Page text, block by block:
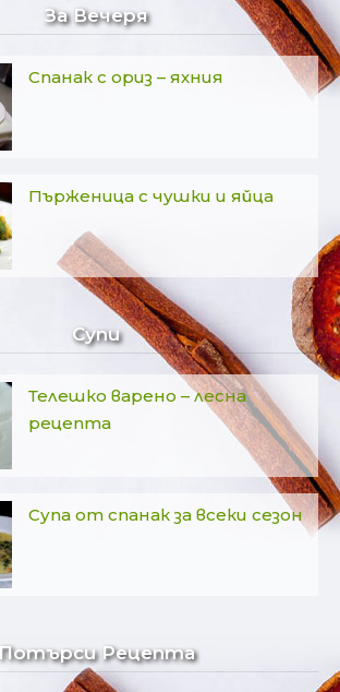
За Вечеря
Спанак с ориз – яхния
Пърженица с чушки и яйца
Супи
Телешко варено – лесна
рецепта
Супа от спанак за всеки сезон
Потърси Рецепта